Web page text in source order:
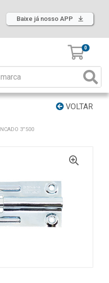
Baixe já nosso APP
0
VOLTAR
3”500